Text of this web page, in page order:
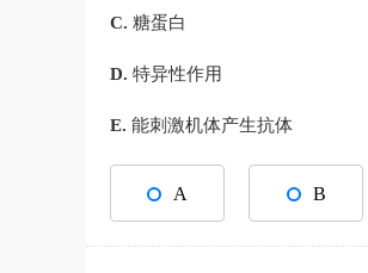
C. 糖蛋白
D. 特异性作用
E. 能刺激机体产生抗体
A B